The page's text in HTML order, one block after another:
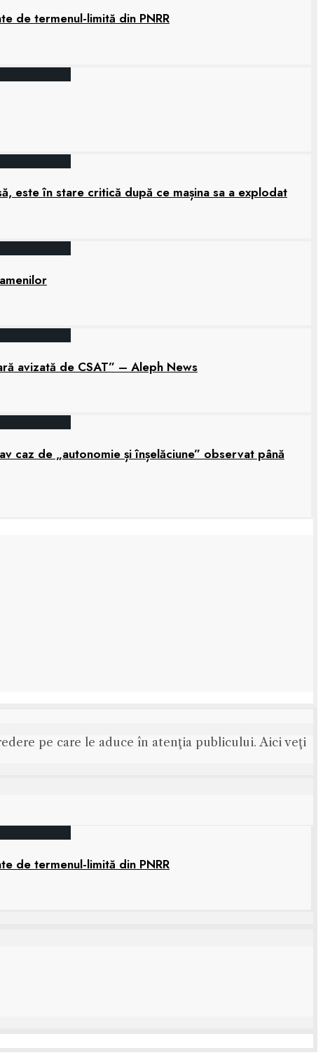
de termenul-limită din PNRR
este în stare critică după ce mașina sa a explodat
avizată de CSAT” – Aleph News
caz de „autonomie și înșelăciune” observat până
pe care le aduce în atenţia publicului. Aici veţi
de termenul-limită din PNRR